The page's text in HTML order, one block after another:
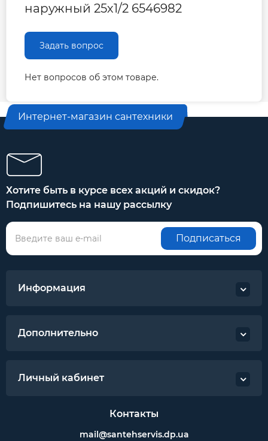
наружный 25х1/2 6546982
Задать вопрос
Нет вопросов об этом товаре.
Интернет-магазин сантехники
Хотите быть в курсе всех акций и скидок?
Подпишитесь на нашу рассылку
Подписаться
Информация
Дополнительно
Личный кабинет
Контакты
mail@santehservis.dp.ua